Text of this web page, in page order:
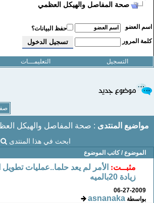
صحة المفاصل والهيكل العظمي
العضو
حفظ البيانات؟
المرور
التسجيل التعليمـــات
صفحة
مواضيع المنتدى: صحة المفاصل والهيكل
ابحث في هذا المنتدى
الموضوع/ كاتب الموضوع
مثبــت: الأمر لم يعد حلما..عمليات تطويل
زيادة 20بالميه
06-27-2009
بواسطةasnanaka